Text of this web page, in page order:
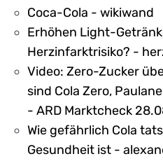
Coca-Cola - wikiwand
Erhöhen Light-
Herzinfarktrisiko? -
Video: Zero-Zucker
sind Cola Zero,
- ARD Marktcheck
Wie gefährlich Cola
Gesundheit ist -